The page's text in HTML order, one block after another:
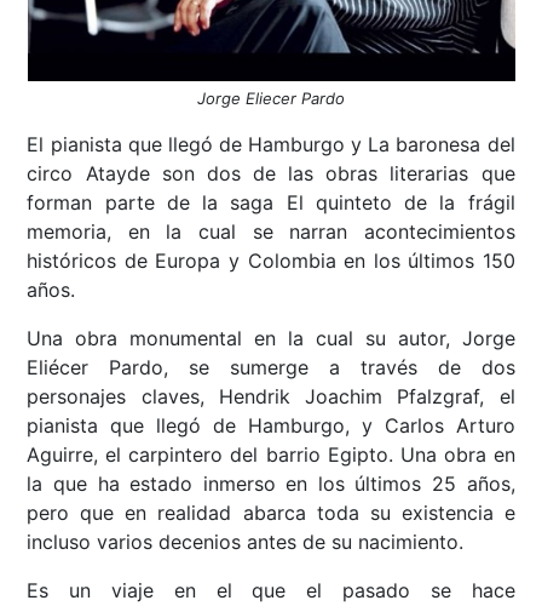
Jorge Eliecer Pardo
El pianista que llegó de Hamburgo y La baronesa del
circo Atayde son dos de las obras literarias que
forman parte de la saga El quinteto de la frágil
memoria, en la cual se narran acontecimientos
históricos de Europa y Colombia en los últimos 150
años.
Una obra monumental en la cual su autor, Jorge
Eliécer Pardo, se sumerge a través de dos
personajes claves, Hendrik Joachim Pfalzgraf, el
pianista que llegó de Hamburgo, y Carlos Arturo
Aguirre, el carpintero del barrio Egipto. Una obra en
la que ha estado inmerso en los últimos 25 años,
pero que en realidad abarca toda su existencia e
incluso varios decenios antes de su nacimiento.
Es un viaje en el que el pasado se hace